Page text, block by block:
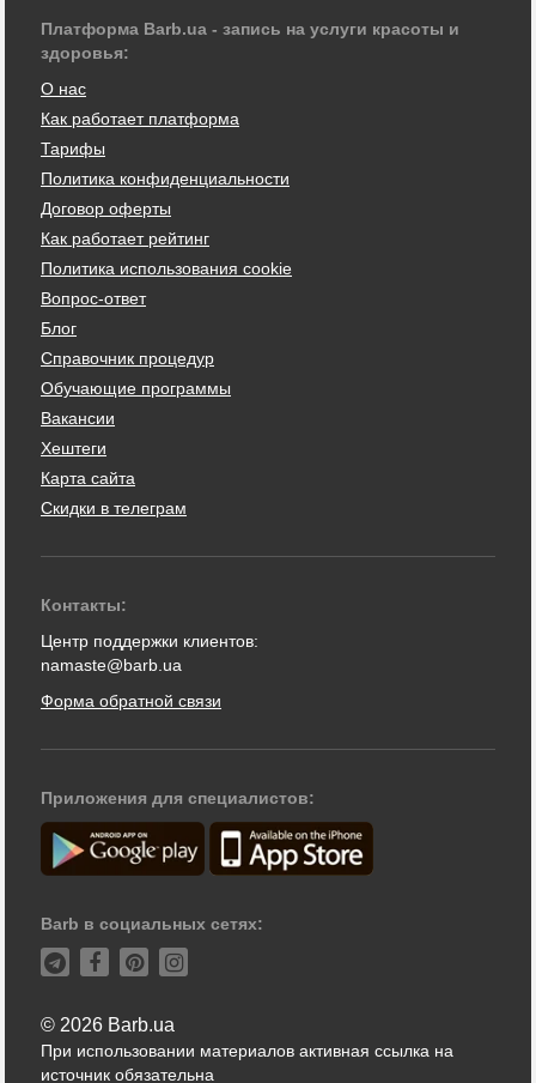
Платформа Barb.ua - запись на услуги красоты и
здоровья:
О нас
Как работает платформа
Тарифы
Политика конфиденциальности
Договор оферты
Как работает рейтинг
Политика использования cookie
Вопрос-ответ
Блог
Справочник процедур
Обучающие программы
Вакансии
Хештеги
Карта сайта
Скидки в телеграм
Контакты:
Центр поддержки клиентов:
namaste@barb.ua
Форма обратной связи
Приложения для специалистов:
Barb в социальных сетях:
© 2026 Barb.ua
При использовании материалов активная ссылка на
источник обязательна